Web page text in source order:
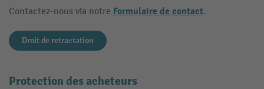
Contactez-nous via notre Formulaire de contact.
Droit de retractation
Protection des acheteurs